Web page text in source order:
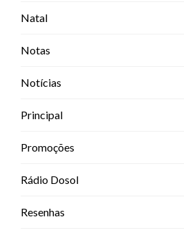
Natal
Notas
Notícias
Principal
Promoções
Rádio Dosol
Resenhas